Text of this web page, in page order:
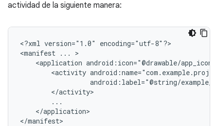
actividad de la siguiente manera:
<?xml version="1.0"
encoding="utf-8"?>
<manifest ...
<application android:icon="@drawable/
<activity
android:label="@string/
</application>
</manifest>